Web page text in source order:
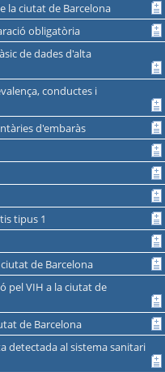
la ciutat de Barcelona
obligatòria
d'embaràs
tipus 1
de Barcelona
de Barcelona